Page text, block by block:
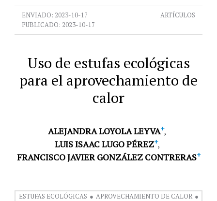
ENVIADO: 2023-10-17
ARTÍCULOS
PUBLICADO: 2023-10-17
Uso de estufas ecológicas
para el aprovechamiento de
calor
ALEJANDRA LOYOLA LEYVA+
LUIS ISAAC LUGO PÉREZ+
FRANCISCO JAVIER GONZÁLEZ CONTRERAS+
ESTUFAS ECOLÓGICAS
APROVECHAMIENTO DE CALOR